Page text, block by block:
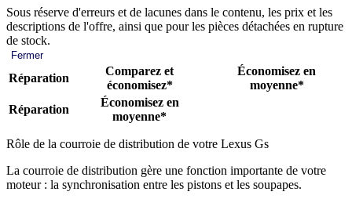
Sous réserve d'erreurs et de lacunes dans le contenu, les prix et les
descriptions de l'offre, ainsi que pour les pièces détachées en rupture
de stock.
Fermer
Réparation
Comparez et
économisez*
Économisez en
moyenne*
Réparation
Économisez en
moyenne*
Rôle de la courroie de distribution de votre Lexus Gs
La courroie de distribution gère une fonction importante de votre
moteur : la synchronisation entre les pistons et les soupapes.